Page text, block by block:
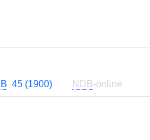
45 (1900) NDB-online